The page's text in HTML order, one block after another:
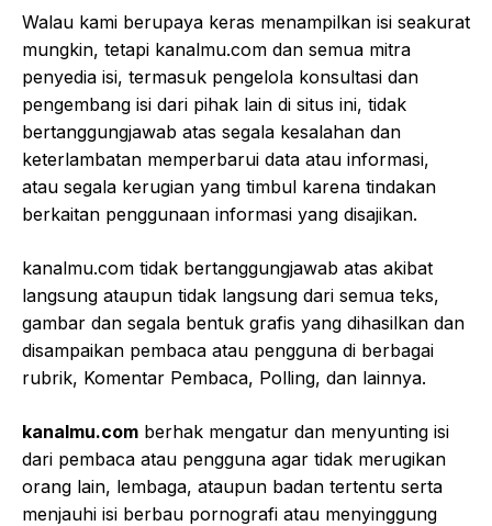
Walau kami berupaya keras menampilkan isi seakurat
mungkin, tetapi kanalmu.com dan semua mitra
penyedia isi, termasuk pengelola konsultasi dan
pengembang isi dari pihak lain di situs ini, tidak
bertanggungjawab atas segala kesalahan dan
keterlambatan memperbarui data atau informasi,
atau segala kerugian yang timbul karena tindakan
berkaitan penggunaan informasi yang disajikan.
kanalmu.com tidak bertanggungjawab atas akibat
langsung ataupun tidak langsung dari semua teks,
gambar dan segala bentuk grafis yang dihasilkan dan
disampaikan pembaca atau pengguna di berbagai
rubrik, Komentar Pembaca, Polling, dan lainnya.
kanalmu.com berhak mengatur dan menyunting isi
dari pembaca atau pengguna agar tidak merugikan
orang lain, lembaga, ataupun badan tertentu serta
menjauhi isi berbau pornografi atau menyinggung